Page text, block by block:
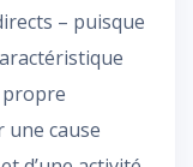
– puisque
propre
cause